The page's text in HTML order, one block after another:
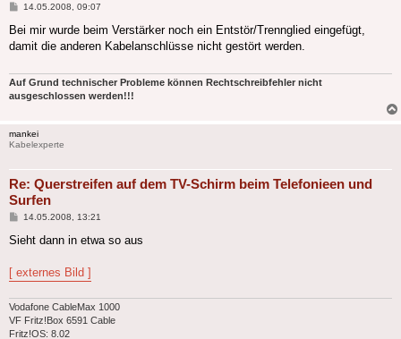
Beitrag
14.05.2008, 09:07
Bei mir wurde beim Verstärker noch ein Entstör/Trennglied eingefügt,
damit die anderen Kabelanschlüsse nicht gestört werden.
Auf Grund technischer Probleme können Rechtschreibfehler nicht
ausgeschlossen werden!!!
mankei
Kabelexperte
Re: Querstreifen auf dem TV-Schirm beim Telefonieen und
Surfen
Beitrag
14.05.2008, 13:21
Sieht dann in etwa so aus
[ externes Bild ]
Vodafone CableMax 1000
VF Fritz!Box 6591 Cable
Fritz!OS: 8.02